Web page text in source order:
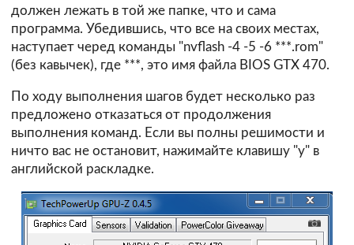
должен лежать в той же папке, что и сама
программа. Убедившись, что все на своих местах,
наступает черед команды "nvflash -4 -5 -6 ***.rom"
(без кавычек), где ***, это имя файла BIOS GTX 470.
По ходу выполнения шагов будет несколько раз
предложено отказаться от продолжения
выполнения команд. Если вы полны решимости и
ничто вас не остановит, нажимайте клавишу "y" в
английской раскладке.